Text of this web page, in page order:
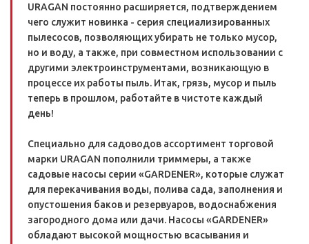
URAGAN постоянно расширяется, подтверждением
чего служит новинка - серия специализированных
пылесосов, позволяющих убирать не только мусор,
но и воду, а также, при совместном использовании с
другими электроинструментами, возникающую в
процессе их работы пыль. Итак, грязь, мусор и пыль
теперь в прошлом, работайте в чистоте каждый
день!
Специально для садоводов ассортимент торговой
марки URAGAN пополнили триммеры, а также
садовые насосы серии «GARDENER», которые служат
для перекачивания воды, полива сада, заполнения и
опустошения баков и резервуаров, водоснабжения
загородного дома или дачи. Насосы «GARDENER»
обладают высокой мощностью всасывания и